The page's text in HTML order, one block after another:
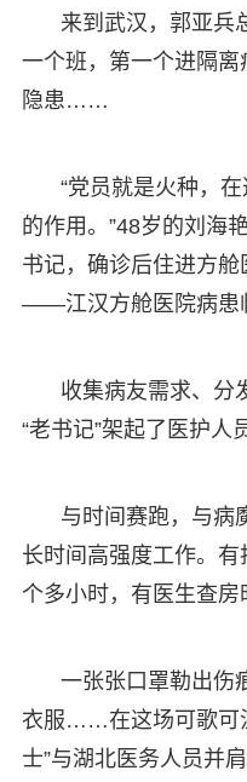
来到武汉，郭亚兵
一个班，第一个进隔
隐患……
“党员就是火种，
的作用。”48岁的刘海
书记，确诊后住进方
——江汉方舱医院病患
收集病友需求、
“老书记”架起了医护人
与时间赛跑，与病
长时间高强度工作。
个多小时，有医生查房
一张张口罩勒出伤
衣服……在这场可歌可
士”与湖北医务人员并